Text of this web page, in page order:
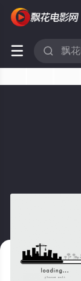
 